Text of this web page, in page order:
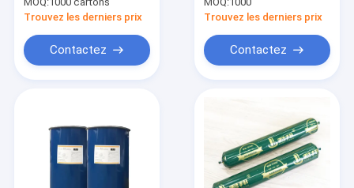
imperméable de
silicone
Trouvez les derniers prix
Contactez
Trouvez les derniers prix
Contactez